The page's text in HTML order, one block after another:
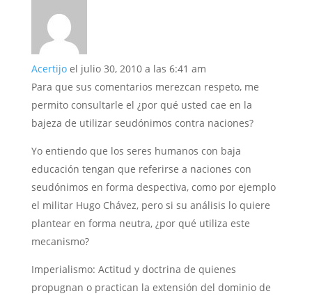
Acertijo el julio 30, 2010 a las 6:41 am
Para que sus comentarios merezcan respeto, me
permito consultarle el ¿por qué usted cae en la
bajeza de utilizar seudónimos contra naciones?
Yo entiendo que los seres humanos con baja
educación tengan que referirse a naciones con
seudónimos en forma despectiva, como por ejemplo
el militar Hugo Chávez, pero si su análisis lo quiere
plantear en forma neutra, ¿por qué utiliza este
mecanismo?
Imperialismo: Actitud y doctrina de quienes
propugnan o practican la extensión del dominio de